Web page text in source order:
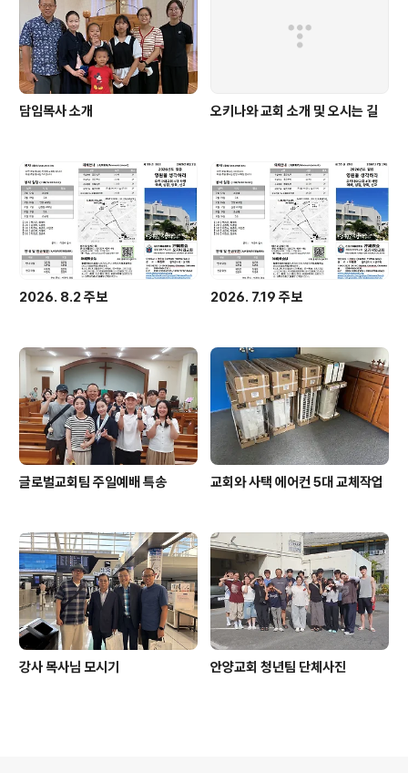
담임목사 소개 오키나와 교회 소개 및 오시는 길
2026. 8.2 주보 2026. 7.19 주보
글로벌교회팀 주일예배 특송 교회와 사택 에어컨 5대 교체작업
강사 목사님 모시기 안양교회 청년팀 단체사진